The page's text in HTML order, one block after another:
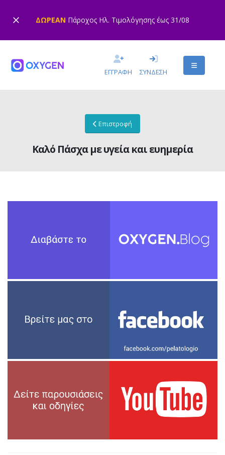
ΔΩΡΕΑΝ Πάροχος Ηλ. Τιμολόγησης έως 31/08
ΕΓΓΡΑΦΗ ΣΥΝΔΕΣΗ
Επιστροφή
Καλό Πάσχα με υγεία και ευημερία